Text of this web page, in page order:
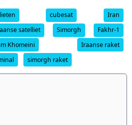
cubesat
Iran
satelliet Simorgh
Fakhr-1
Khomeini
Iraanse raket
simorgh raket